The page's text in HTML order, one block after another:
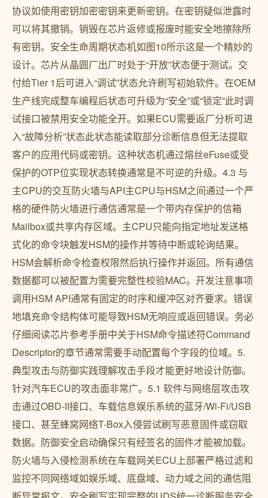
协议如使用密钥加密密钥来更新密钥。在密钥疑似泄露时
可以将其撤销。销毁在芯片返修或报废时能安全地擦除所
有密钥。安全生命周期状态机如图10所示这是一个精妙的
设计。芯片从晶圆厂出厂时处于“开放”状态便于测试。交
付给Tier 1后可进入“调试”状态允许刷写初始软件。在OEM
生产线完成整车编程后状态可升级为“安全”或“锁定”此时调
试接口被禁用安全功能全开。如果ECU需要返厂分析可进
入“故障分析”状态此状态能读取部分诊断信息但无法提取
客户的应用代码或密钥。这种状态机通过熔丝eFuse或受
保护的OTP位实现状态转换通常是不可逆的升级。4.3 与
主CPU的交互防火墙与API主CPU与HSM之间通过一个严
格的硬件防火墙进行通信通常是一个带内存保护的信箱
Mailbox或共享内存区域。主CPU只能向指定地址发送格
式化的命令块触发HSM的操作并等待中断或轮询结果。
HSM会解析命令检查权限然后执行操作并返回。所有通信
数据都可以被配置为需要完整性校验MAC。开发注意事项
调用HSM API通常有固定的时序和缓冲区对齐要求。错误
地填充命令结构体可能导致HSM无响应或返回错误。务必
仔细阅读芯片参考手册中关于HSM命令描述符Command
Descriptor的章节通常需要手动配置每个字段的位域。5.
典型攻击与防御实践理解攻击手段才能更好地设计防御。
针对汽车ECU的攻击面非常广。5.1 软件与网络层攻击攻
击通过OBD-II接口、车载信息娱乐系统的蓝牙/Wi-Fi/USB
接口、甚至蜂窝网络T-Box入侵尝试刷写恶意固件或窃取
数据。防御安全启动确保只有经签名的固件才能被加载。
防火墙与入侵检测系统在车载网关ECU上部署严格过滤和
监控不同网络域如娱乐域、底盘域、动力域之间的通信阻